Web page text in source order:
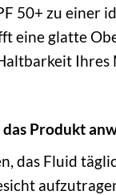
50+ zu einer
eine glatte
Ihres
Produkt
das Fluid